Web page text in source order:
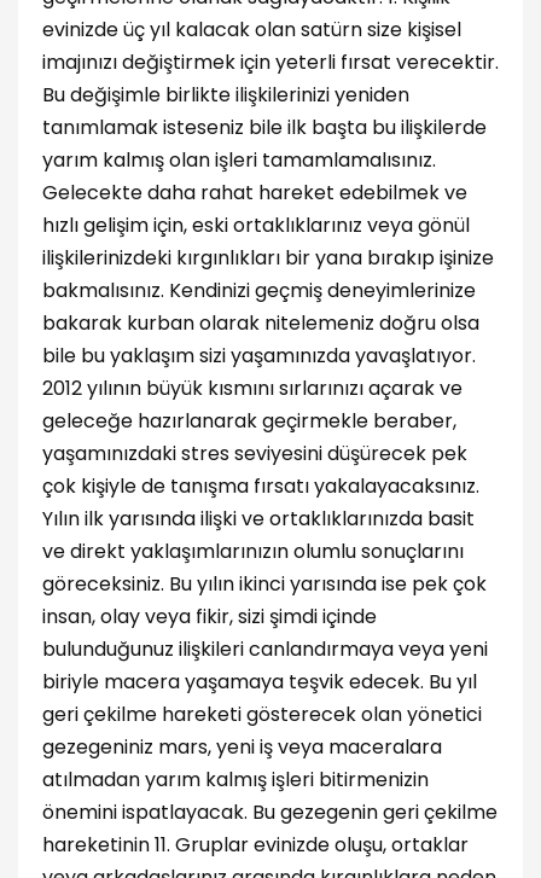
evinizde üç yıl kalacak olan satürn size kişisel
imajınızı değiştirmek için yeterli fırsat verecektir.
Bu değişimle birlikte ilişkilerinizi yeniden
tanımlamak isteseniz bile ilk başta bu ilişkilerde
yarım kalmış olan işleri tamamlamalısınız.
Gelecekte daha rahat hareket edebilmek ve
hızlı gelişim için, eski ortaklıklarınız veya gönül
ilişkilerinizdeki kırgınlıkları bir yana bırakıp işinize
bakmalısınız. Kendinizi geçmiş deneyimlerinize
bakarak kurban olarak nitelemeniz doğru olsa
bile bu yaklaşım sizi yaşamınızda yavaşlatıyor.
2012 yılının büyük kısmını sırlarınızı açarak ve
geleceğe hazırlanarak geçirmekle beraber,
yaşamınızdaki stres seviyesini düşürecek pek
çok kişiyle de tanışma fırsatı yakalayacaksınız.
Yılın ilk yarısında ilişki ve ortaklıklarınızda basit
ve direkt yaklaşımlarınızın olumlu sonuçlarını
göreceksiniz. Bu yılın ikinci yarısında ise pek çok
insan, olay veya fikir, sizi şimdi içinde
bulunduğunuz ilişkileri canlandırmaya veya yeni
biriyle macera yaşamaya teşvik edecek. Bu yıl
geri çekilme hareketi gösterecek olan yönetici
gezegeniniz mars, yeni iş veya maceralara
atılmadan yarım kalmış işleri bitirmenizin
önemini ispatlayacak. Bu gezegenin geri çekilme
hareketinin 11. Gruplar evinizde oluşu, ortaklar